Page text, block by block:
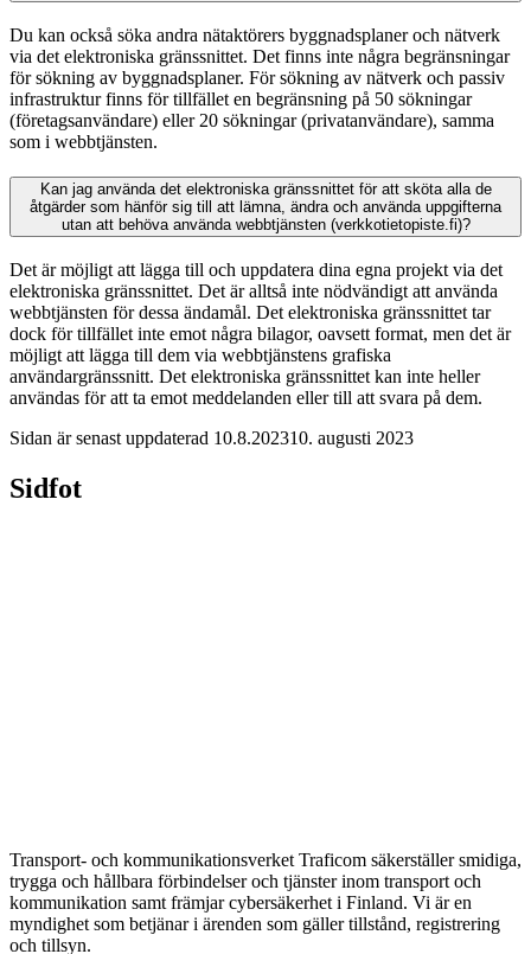
Du kan också söka andra nätaktörers byggnadsplaner och nätverk
via det elektroniska gränssnittet. Det finns inte några begränsningar
för sökning av byggnadsplaner. För sökning av nätverk och passiv
infrastruktur finns för tillfället en begränsning på 50 sökningar
(företagsanvändare) eller 20 sökningar (privatanvändare), samma
som i webbtjänsten.
Kan jag använda det elektroniska gränssnittet för att sköta alla de
åtgärder som hänför sig till att lämna, ändra och använda uppgifterna
utan att behöva använda webbtjänsten (verkkotietopiste.fi)?
Det är möjligt att lägga till och uppdatera dina egna projekt via det
elektroniska gränssnittet. Det är alltså inte nödvändigt att använda
webbtjänsten för dessa ändamål. Det elektroniska gränssnittet tar
dock för tillfället inte emot några bilagor, oavsett format, men det är
möjligt att lägga till dem via webbtjänstens grafiska
användargränssnitt. Det elektroniska gränssnittet kan inte heller
användas för att ta emot meddelanden eller till att svara på dem.
Sidan är senast uppdaterad 10.8.202310. augusti 2023
Sidfot
Transport- och kommunikationsverket Traficom säkerställer smidiga,
trygga och hållbara förbindelser och tjänster inom transport och
kommunikation samt främjar cybersäkerhet i Finland. Vi är en
myndighet som betjänar i ärenden som gäller tillstånd, registrering
och tillsyn.